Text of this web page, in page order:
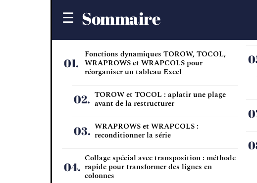
Sommaire
Fonctions dynamiques TOROW, TOCOL,
WRAPROWS et WRAPCOLS pour
réorganiser un tableau Excel
TOROW et TOCOL : aplatir une plage
avant de la restructurer
WRAPROWS et WRAPCOLS :
reconditionner la série
Collage spécial avec transposition : méthode
rapide pour transformer des lignes en
colonnes